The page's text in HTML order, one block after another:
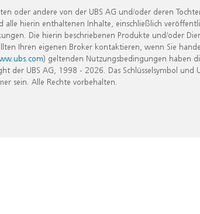
oder andere von der UBS AG und/oder deren
hierin enthaltenen Inhalte, einschließlich
Die hierin beschriebenen Produkte und/oder
Ihren eigenen Broker kontaktieren, wenn Sie
) geltenden Nutzungsbedingungen haben
UBS AG, 1998 - 2026. Das Schlüsselsymbol und
sein. Alle Rechte vorbehalten.